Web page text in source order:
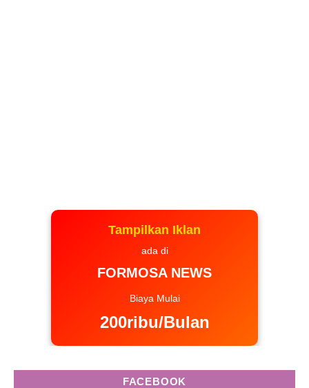
Tampilkan Iklan
ada di
FORMOSA NEWS
Biaya Mulai
200ribu/Bulan
FACEBOOK